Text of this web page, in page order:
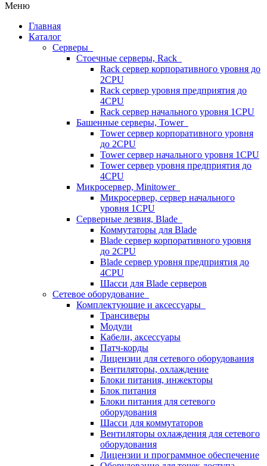
Меню
Главная
Каталог
Серверы
Стоечные серверы, Rack
Rack сервер корпоративного уровня до
2CPU
Rack сервер уровня предприятия до
4CPU
Rack сервер начального уровня 1CPU
Башенные серверы, Tower
Tower сервер корпоративного уровня
до 2CPU
Tower сервер начального уровня 1CPU
Tower сервер уровня предприятия до
4CPU
Микросервер, Minitower
Микросервер, сервер начального
уровня 1CPU
Серверные лезвия, Blade
Коммутаторы для Blade
Blade сервер корпоративного уровня
до 2CPU
Blade сервер уровня предприятия до
4CPU
Шасси для Blade серверов
Сетевое оборудование
Комплектующие и аксессуары
Трансиверы
Модули
Кабели, аксессуары
Патч-корды
Лицензии для сетевого оборудования
Вентиляторы, охлаждение
Блоки питания, инжекторы
Блок питания
Блоки питания для сетевого
оборудования
Шасси для коммутаторов
Вентиляторы охлаждения для сетевого
оборудования
Лицензии и программное обеспечение